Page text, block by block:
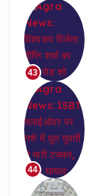
43
44